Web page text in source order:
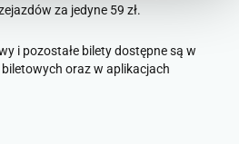
za jedyne 59 zł.
i pozostałe bilety dostępne są w
oraz w aplikacjach